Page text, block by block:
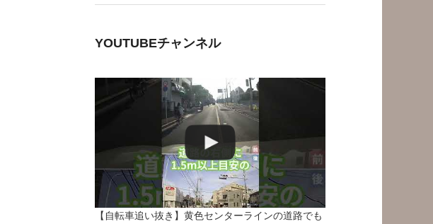
YOUTUBEチャンネル
【自転車追い抜き】黄色センターラインの道路でも